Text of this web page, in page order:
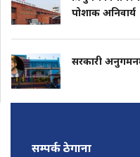
पोशाक अनिवार्य
सरकारी
सम्पर्क ठेगाना